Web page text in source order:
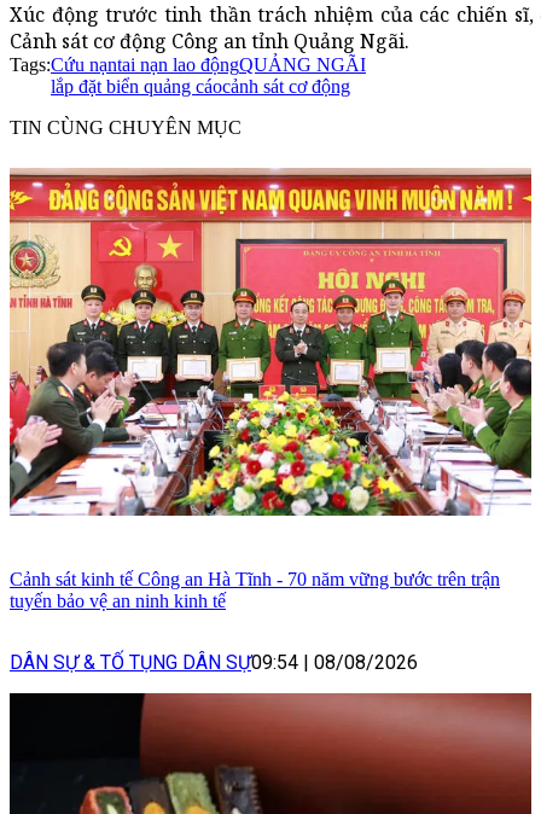
Xúc động trước tinh thần trách nhiệm của các chiến
Cảnh sát cơ động Công an tỉnh Quảng Ngãi.
Tags:Cứu nạntai nạn lao độngQUẢNG NGÃI
lắp đặt biển quảng cáocảnh sát cơ động
TIN CÙNG CHUYÊN MỤC
Cảnh sát kinh tế Công an Hà Tĩnh - 70 năm vững bước trên trận
tuyến bảo vệ an ninh kinh tế
DÂN SỰ & TỐ TỤNG DÂN SỰ09:54 08/08/2026